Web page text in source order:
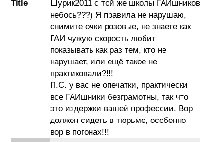
Title
Шурик2011 с той же школы ГАИшников
небось???) Я правила не нарушаю,
снимите очки розовые, не знаете как
ГАИ чужую скорость любит
показывать как раз тем, кто не
нарушает, или ещё такое не
практиковали?!!!
П.С. у вас не опечатки, практически
все ГАИшники безграмотны, так что
это издержки вашей профессии. Вор
должен сидеть в тюрьме, особенно
вор в погонах!!!